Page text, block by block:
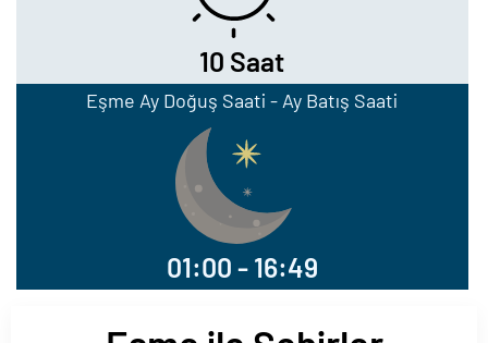
10 Saat
Eşme Ay Doğuş Saati - Ay Batış Saati
01:00 - 16:49